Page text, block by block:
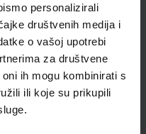
personalizirali
društvenih medija i
o vašoj upotrebi
za društvene
ih mogu kombinirati s
ili koje su prikupili
bilježnica za prirodu i
škole
Zdenko Braičić